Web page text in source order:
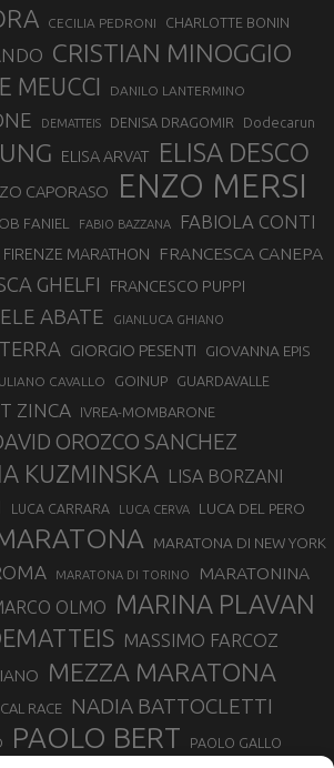
CECILIA PEDRONI CHARLOTTE BONIN
CRISTIAN MINOGGIO
MEUCCI DANILO LANTERMINO
DEMATTEIS DENISA DRAGOMIR Dodecarun
ELISA ARVAT ELISA DESCO
CAPORASO ENZO MERSI
FANIEL FABIO BAZZANA FABIOLA CONTI
FIRENZE MARATHON FRANCESCA CANEPA
GHELFI FRANCESCO PUPPI
ABATE GIANLUCA GHIANO
GIORGIO PESENTI GIOVANNA EPIS
CAVALLO GOINUP GUARDAVALLE
ZINCA IVREA-MOMBARONE
OROZCO SANCHEZ
KUZMINSKA LISA BORZANI
LUCA CARRARA LUCA CERVA LUCA DEL PERO
MARATONA DI NEW YORK
MARATONA DI TORINO MARATONINA
OLMO MARINA PLAVAN
MASSIMO FARCOZ
MEZZA MARATONA
RACE NADIA BATTOCLETTI
PAOLO BERT PAOLO GALLO